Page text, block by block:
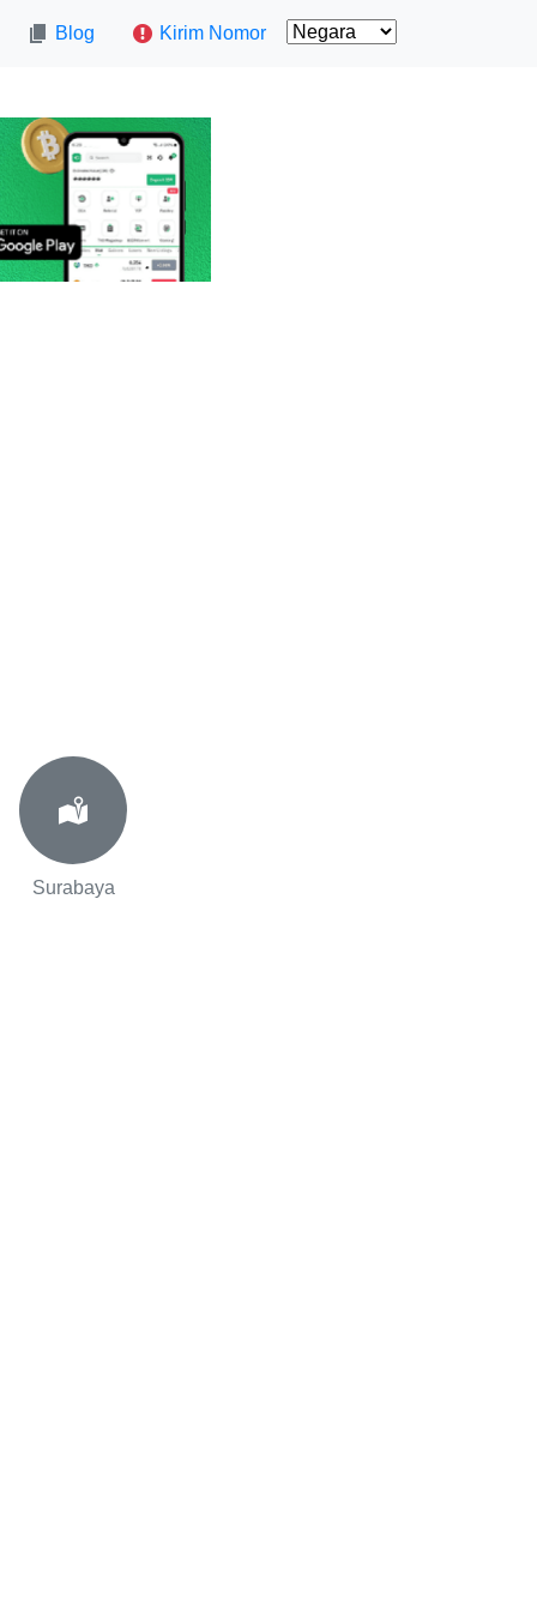
Blog Kirim Nomor
Surabaya